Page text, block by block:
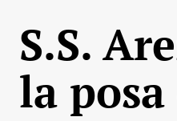
S.S.
la